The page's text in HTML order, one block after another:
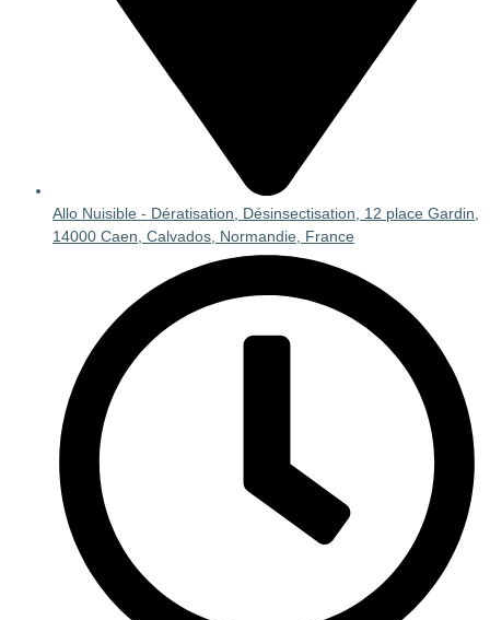
Allo Nuisible - Dératisation, Désinsectisation, 12 place Gardin,
14000 Caen, Calvados, Normandie, France